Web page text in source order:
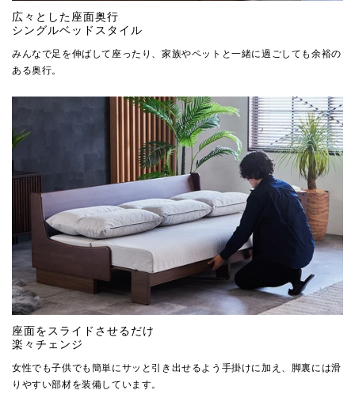
広々とした座面奥行
シングルベッドスタイル
みんなで足を伸ばして座ったり、家族やペットと一緒に過ごしても余裕の
ある奥行。
座面をスライドさせるだけ
楽々チェンジ
女性でも子供でも簡単にサッと引き出せるよう手掛けに加え、脚裏には滑
りやすい部材を装備しています。